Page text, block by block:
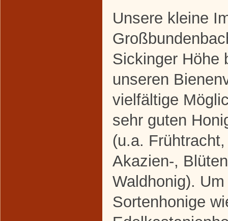
Unsere kleine
Sickinger Höhe
unseren
vielfältige
sehr guten
(u.a.
Akazien-,
Waldhonig).
Sortenhonige